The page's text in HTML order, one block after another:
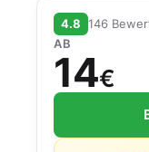
4.8 146
AB
14€